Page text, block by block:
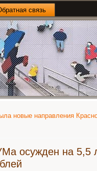
связь
новые направления
осужден на 5,5